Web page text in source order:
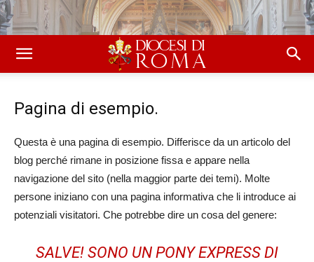
Pagina di esempio.
Questa è una pagina di esempio. Differisce da un articolo del
blog perché rimane in posizione fissa e appare nella
navigazione del sito (nella maggior parte dei temi). Molte
persone iniziano con una pagina informativa che li introduce ai
potenziali visitatori. Che potrebbe dire un cosa del genere:
SALVE! SONO UN PONY EXPRESS DI